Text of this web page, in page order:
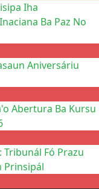
Iha
Ba Paz No
Aniversáriu
Abertura Ba Kursu
Fó Prazu
Prinsipál